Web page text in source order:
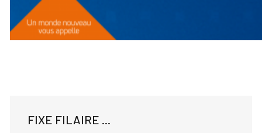
FIXE FILAIRE ...